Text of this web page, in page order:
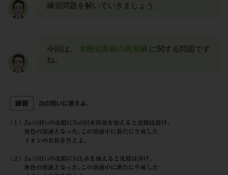
練習問題を解いていきましょう。
今回は、 水酸化亜鉛の再溶解 に関する問題です
ね。